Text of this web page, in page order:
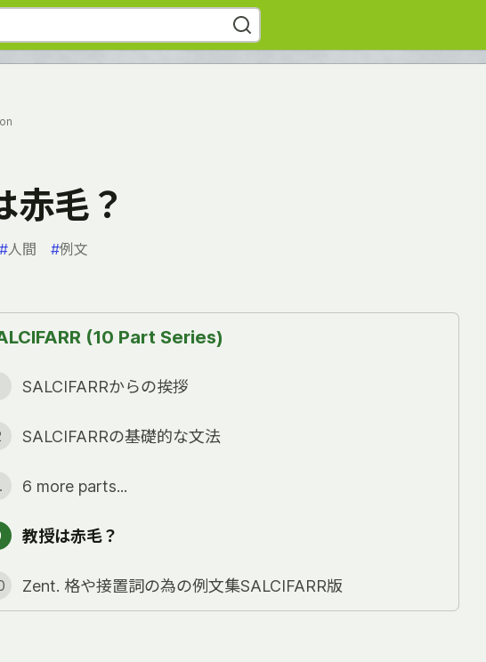
赤毛？
#人間 #例文
(10 Part Series)
SALCIFARRからの挨拶
SALCIFARRの基礎的な文法
6 more parts...
教授は赤毛？
Zent. 格や接置詞の為の例文集SALCIFARR版